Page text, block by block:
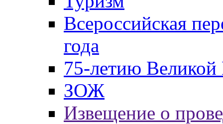
Всероссийская
года
75-летию
ЗОЖ
Извещение о